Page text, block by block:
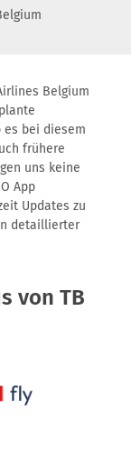
Belgium
es bei diesem
frühere
uns keine
App
Updates zu
detaillierter
von TB